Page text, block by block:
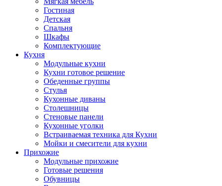
Гостиная
Детская
Спальня
Шкафы
Комплектующие
Кухня
Модульные кухни
Кухни готовое решение
Обеденные группы
Стулья
Кухонные диваны
Столешницы
Стеновые панели
Кухонные уголки
Встраиваемая техника для Кухни
Мойки и смесители для кухни
Прихожие
Модульные прихожие
Готовые решения
Обувницы